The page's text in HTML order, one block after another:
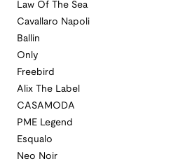
Law Of The Sea
Cavallaro Napoli
Ballin
Only
Freebird
Alix The Label
CASAMODA
PME Legend
Esqualo
Neo Noir